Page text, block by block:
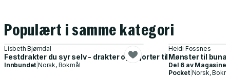
Populært i samme kategori
Lisbeth Bjørndal
Festdrakter du syr selv - drakter og skjorter til voksen og barn
Innbundet |Norsk, Bokmål
Heidi Fossnes
Mønster til
Del 6 av Magasinet
Pocket| Norsk,